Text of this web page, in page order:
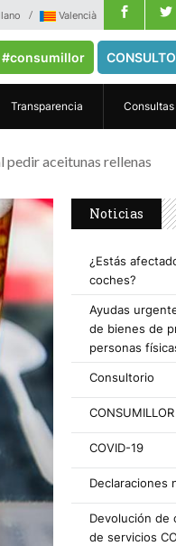
Valencià
#consumillor
Transparencia Consultas
pedir aceitunas rellenas
Noticias
¿Estás
coches?
Ayudas
de bienes de
personas
Consultorio
CONSUMILLOR
COVID-19
Declaraciones
Devolución de
de servicios